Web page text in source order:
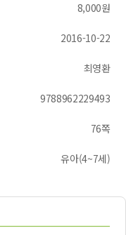
8,000원
2016-10-22
최영환
9788962229493
76쪽
유아(4~7세)